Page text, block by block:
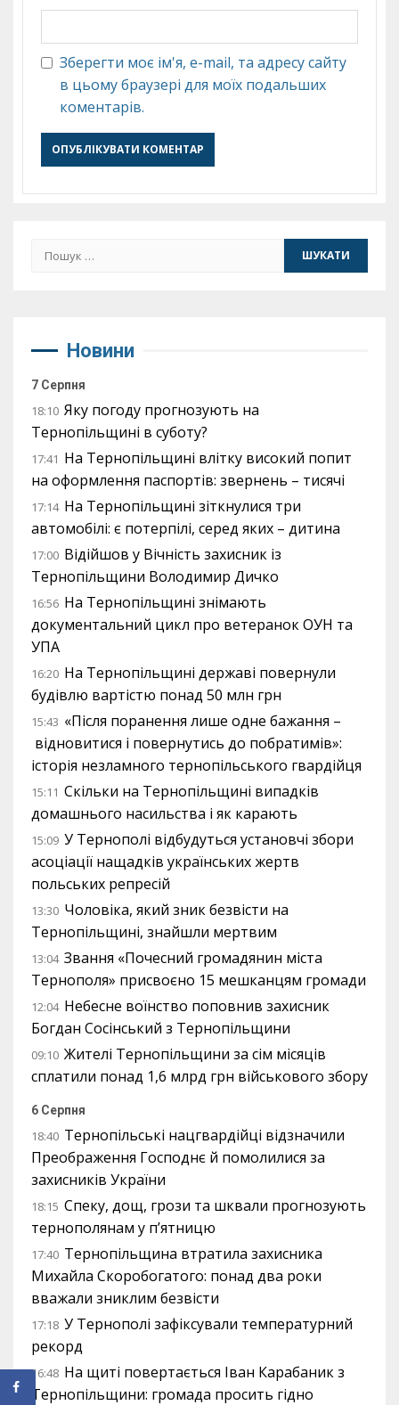
Зберегти моє ім'я, e-mail, та адресу сайту
в цьому браузері для моїх подальших
коментарів.
Пошук:
Новини
7 Серпня
18:10 Яку погоду прогнозують на
Тернопільщині в суботу?
17:41 На Тернопільщині влітку високий попит
на оформлення паспортів: звернень – тисячі
17:14 На Тернопільщині зіткнулися три
автомобілі: є потерпілі, серед яких – дитина
17:00 Відійшов у Вічність захисник із
Тернопільщини Володимир Дичко
16:56 На Тернопільщині знімають
документальний цикл про ветеранок ОУН та
УПА
16:20 На Тернопільщині державі повернули
будівлю вартістю понад 50 млн грн
15:43 «Після поранення лише одне бажання –
відновитися і повернутись до побратимів»:
історія незламного тернопільського гвардійця
15:11 Скільки на Тернопільщині випадків
домашнього насильства і як карають
15:09 У Тернополі відбудуться установчі збори
асоціації нащадків українських жертв
польських репресій
13:30 Чоловіка, який зник безвісти на
Тернопільщині, знайшли мертвим
13:04 Звання «Почесний громадянин міста
Тернополя» присвоєно 15 мешканцям громади
12:04 Небесне воїнство поповнив захисник
Богдан Сосінський з Тернопільщини
09:10 Жителі Тернопільщини за сім місяців
сплатили понад 1,6 млрд грн військового збору
6 Серпня
18:40 Тернопільські нацгвардійці відзначили
Преображення Господнє й помолилися за
захисників України
18:15 Спеку, дощ, грози та шквали прогнозують
тернополянам у п’ятницю
17:40 Тернопільщина втратила захисника
Михайла Скоробогатого: понад два роки
вважали зниклим безвісти
17:18 У Тернополі зафіксували температурний
рекорд
16:48 На щиті повертається Іван Карабаник з
Тернопільщини: громада просить гідно